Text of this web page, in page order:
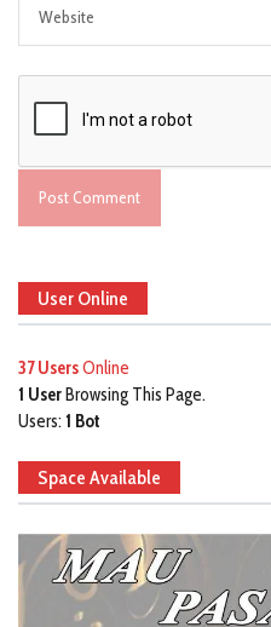
User Online
37 UsersOnline
1 UserBrowsing This Page.
Users: 1 Bot
Space Available